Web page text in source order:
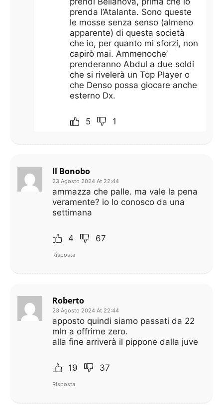
prenda l’Atalanta. Sono queste
le mosse senza senso (almeno
apparente) di questa società
che io, per quanto mi sforzi, non
capirò mai. Ammenoche’
prenderanno Abdul a due soldi
che si rivelerà un Top Player o
che Denso possa giocare anche
esterno Dx.
5 1
Il Bonobo
23 Agosto 2024 At 22:44
ammazza che palle. ma vale la pena
veramente? io lo conosco da una
settimana
4 67
Risposta
Roberto
23 Agosto 2024 At 22:44
apposto quindi siamo passati da 22
mln a offrirne zero.
alla fine arriverà il pippone dalla juve
19 37
Risposta